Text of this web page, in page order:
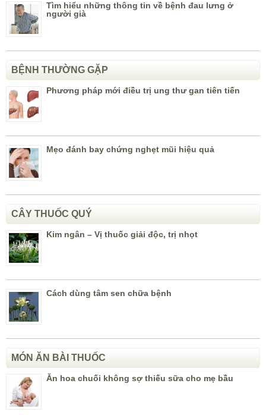
Tìm hiểu những thông tin về bệnh đau lưng ở
người già
BỆNH THƯỜNG GẶP
Phương pháp mới điều trị ung thư gan tiên tiến
Mẹo đánh bay chứng nghẹt mũi hiệu quả
CÂY THUỐC QUÝ
Kim ngân – Vị thuốc giải độc, trị nhọt
Cách dùng tâm sen chữa bệnh
MÓN ĂN BÀI THUỐC
Ăn hoa chuối không sợ thiếu sữa cho mẹ bầu